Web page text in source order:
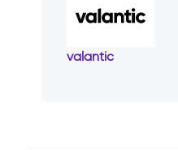
valantic